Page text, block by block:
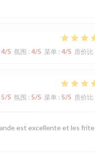
4/5 氛围 : 4/5 菜单 : 4/5 质价比
5/5 氛围 : 5/5 菜单 : 5/5 质价比
est excellente et les